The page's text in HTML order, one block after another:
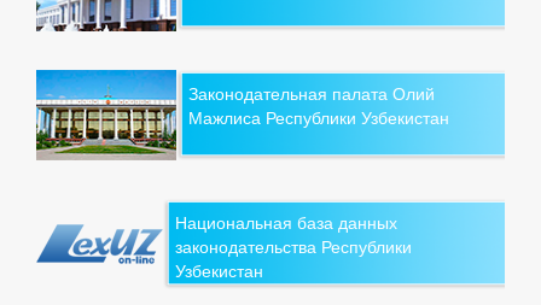
Законодательная палата Олий
Мажлиса Республики Узбекистан
Национальная база данных
законодательства Республики
Узбекистан